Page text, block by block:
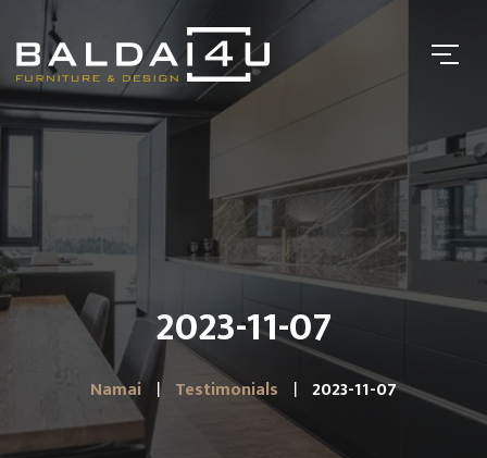
2023-11-07
Namai Testimonials 2023-11-07